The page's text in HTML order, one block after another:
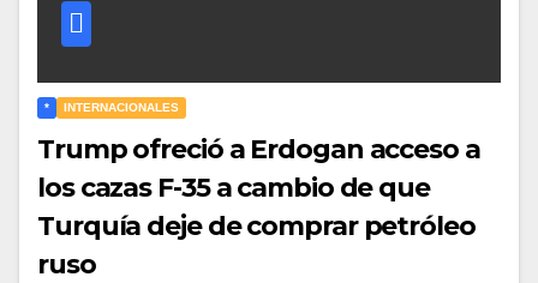
* INTERNACIONALES
Trump ofreció a Erdogan acceso a
los cazas F-35 a cambio de que
Turquía deje de comprar petróleo
ruso